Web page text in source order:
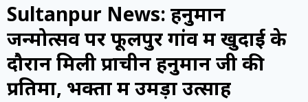
Sultanpur News: हनुमान
जन्मोत्सव पर फूलपुर गांव में खुदाई के
दौरान मिली प्राचीन हनुमान जी की
प्रतिमा, भक्तों में उमड़ा उत्साह